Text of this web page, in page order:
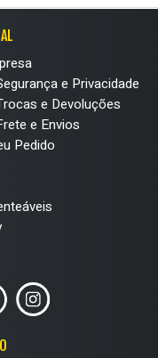
e Privacidade
e Devoluções
e Envios
Pedido